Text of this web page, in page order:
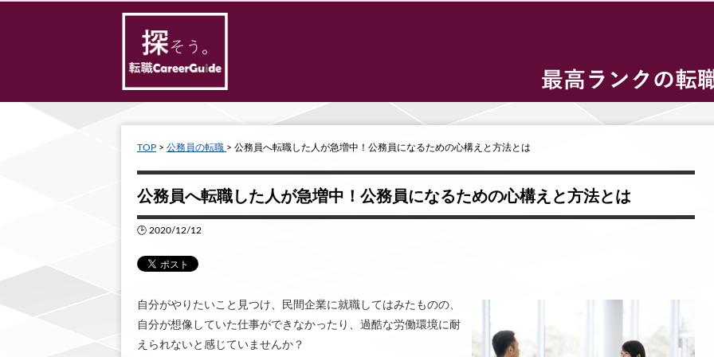
TOP > 公務員の転職 > 公務員へ転職した人が急増中！公務員になるための心構えと方法とは
公務員へ転職した人が急増中！公務員になるための心構えと方法とは
🕒 2020/12/12
自分がやりたいこと見つけ、民間企業に就職してはみたものの、
自分が想像していた仕事ができなかったり、過酷な労働環境に耐
えられないと感じていませんか？